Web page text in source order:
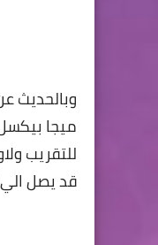
قد يصل الي 100X من التقريب الهجين